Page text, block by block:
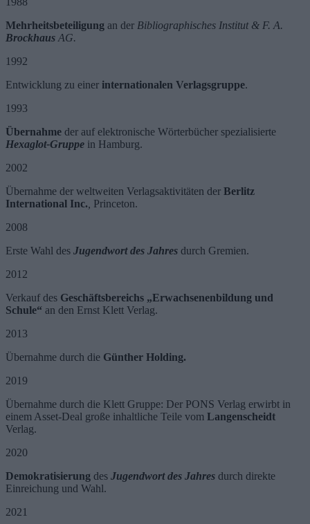
Mehrheitsbeteiligung an der Bibliographisches Institut & F. A.
Brockhaus AG.
1992
Entwicklung zu einer internationalen Verlagsgruppe.
1993
Übernahme der auf elektronische Wörterbücher spezialisierte
Hexaglot-Gruppe in Hamburg.
2002
Übernahme der weltweiten Verlagsaktivitäten der Berlitz
International Inc. Princeton.
2008
Erste Wahl des Jugendwort des Jahres durch Gremien.
2012
Verkauf des Geschäftsbereichs „Erwachsenenbildung und
Schule“ an den Ernst Klett Verlag.
2013
Übernahme durch die Günther Holding.
2019
Übernahme durch die Klett Gruppe: Der PONS Verlag erwirbt in
einem Asset-Deal große inhaltliche Teile vom Langenscheidt
Verlag.
2020
Demokratisierung des Jugendwort des Jahres durch direkte
Einreichung und Wahl.
2021